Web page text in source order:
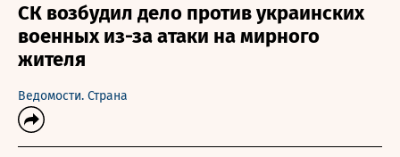
СК возбудил дело против украинских
военных из-за атаки на мирного
жителя
Ведомости. Страна